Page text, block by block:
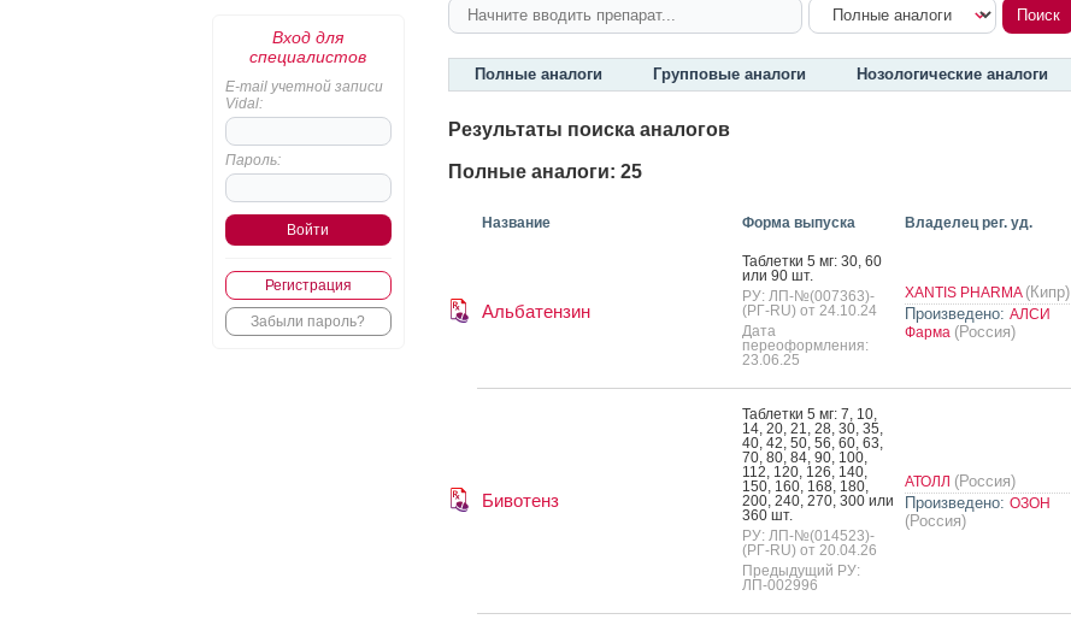
Вход для
специалистов
E-mail учетной записи
Vidal:
Пароль:
Регистрация
Забыли пароль?
Полные аналоги Групповые аналоги Нозологические аналоги
Результаты поиска аналогов
Полные аналоги: 25
Название Форма выпуска Владелец рег. уд.
Альбатензин
Таб­летки 5 мг: 30, 60
или 90 шт.
РУ: ЛП-№(007363)-
(РГ-RU) от 24.10.24
Дата
переоформления:
23.06.25
XANTIS PHARMA (Кипр)
Произведено: АЛСИ
Фарма (Россия)
Бивотенз
Таб­летки 5 мг: 7, 10,
14, 20, 21, 28, 30, 35,
40, 42, 50, 56, 60, 63,
70, 80, 84, 90, 100,
112, 120, 126, 140,
150, 160, 168, 180,
200, 240, 270, 300 или
360 шт.
РУ: ЛП-№(014523)-
(РГ-RU) от 20.04.26
Предыдущий РУ:
ЛП-002996
АТОЛЛ (Россия)
Произведено: ОЗОН
(Россия)